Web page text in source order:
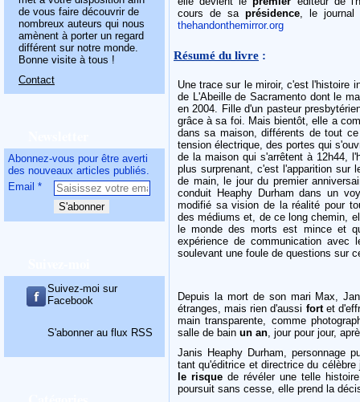
de vous faire découvrir de
nombreux auteurs qui nous
amènent à porter un regard
différent sur notre monde.
Bonne visite à tous !
Contact
Abonnez-vous pour être averti
des nouveaux articles publiés.
Email
Suivez-moi sur
Facebook
S'abonner au flux RSS
cours de sa présidence, le journal
thehandonthemirror.org
Résumé du livre :
Une trace sur le miroir, c'est l'histoire
de L'Abeille de Sacramento dont le
en 2004. Fille d'un pasteur
grâce à sa foi. Mais bientôt, elle a
dans sa maison, différents de tout
tension électrique, des portes qui
de la maison qui s'arrêtent à 12h44,
plus surprenant, c'est l'apparition sur
de main, le jour du premier
conduit Heaphy Durham dans un
modifié sa vision de la réalité pour
des médiums et, de ce long chemin,
le monde des morts est mince et
expérience de communication
soulevant une foule de questions sur
Depuis la mort de son mari Max,
étranges, mais rien d'aussi fortet
main transparente, comme
salle de bain un an, jour pour jour,
Janis Heaphy Durham, personnage
tant qu'éditrice et directrice du
le risquede révéler une telle
poursuit sans cesse, elle prend la